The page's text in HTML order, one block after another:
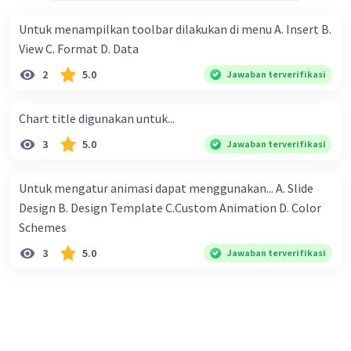
mendapatkan seribu rupiah, 2 ribu rupiah, 4 ribu rupiah, 8
ribu rupiah dan seterusnya. Mereka berniat untuk
membantu petani, dan mereka berdua sudah berjanji
mereka juga diam-diam sudah sepakat untuk membagi
sama rata dari yang diperoleh berdua. Pertanyaannya:
Kepada petani yang mana mereka bekerja sehingga
Untuk menampilkan toolbar dilakukan di menu A. Insert B.
View C. Format D. Data
2 5.0 Jawaban terverifikasi
Chart title digunakan untuk...
3 5.0 Jawaban terverifikasi
Untuk mengatur animasi dapat menggunakan... A. Slide
Design B. Design Template C.Custom Animation D. Color
Schemes​
3 5.0 Jawaban terverifikasi